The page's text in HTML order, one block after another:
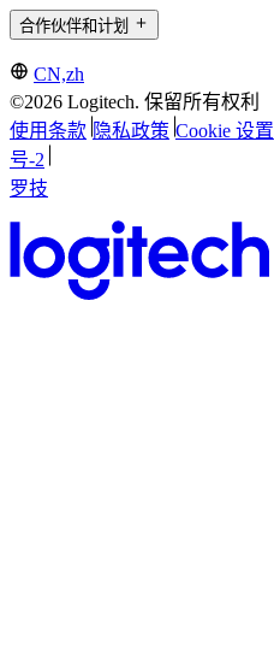
合作伙伴和计划
CN,zh
©2026 Logitech. 保留所有权利
使用条款 隐私政策 Cookie 设置
号-2
罗技